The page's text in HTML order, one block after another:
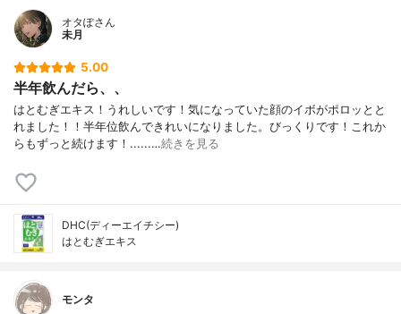
オタぽさん
未月
5.00
半年飲んだら、、
はとむぎエキス！うれしいです！気になっていた顔のイボがポロッとと
れました！！半年位飲んできれいになりました。びっくりです！これか
らもずっと続けます！......…続きを見る
DHC(ディーエイチシー)
はとむぎエキス
モンタ